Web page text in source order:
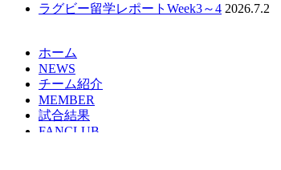
ラグビー留学レポートWeek3～4 2026.7.2
ホーム
NEWS
チーム紹介
MEMBER
試合結果
FANCLUB